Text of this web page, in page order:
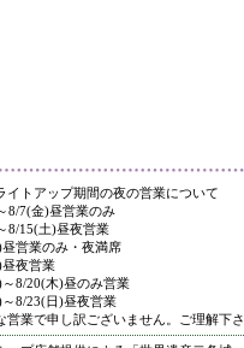
イトアップ期間の夜の営業について
8/7(金)昼営業のみ
8/15(土)昼夜営業
営業のみ・夜満席
夜営業
8/20(木)昼のみ営業
8/23(日)昼夜営業
営業で申し訳ございません。ご理解下さ